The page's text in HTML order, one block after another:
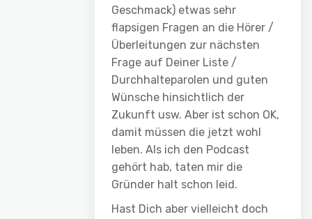
Geschmack) etwas sehr
flapsigen Fragen an die Hörer /
Überleitungen zur nächsten
Frage auf Deiner Liste /
Durchhalteparolen und guten
Wünsche hinsichtlich der
Zukunft usw. Aber ist schon OK,
damit müssen die jetzt wohl
leben. Als ich den Podcast
gehört hab, taten mir die
Gründer halt schon leid.
Hast Dich aber vielleicht doch